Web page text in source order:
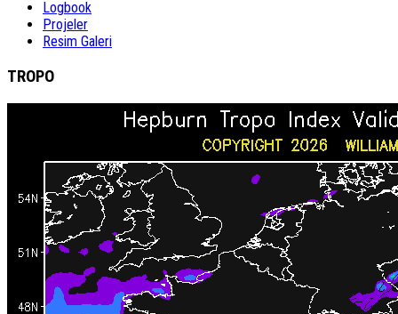
Logbook
Projeler
Resim Galeri
TROPO